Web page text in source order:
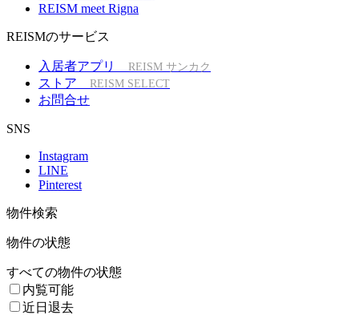
REISM meet Rigna
REISMのサービス
入居者アプリ REISM サンカク
ストア REISM SELECT
お問合せ
SNS
Instagram
LINE
Pinterest
物件検索
物件の状態
すべての物件の状態
内覧可能
近日退去